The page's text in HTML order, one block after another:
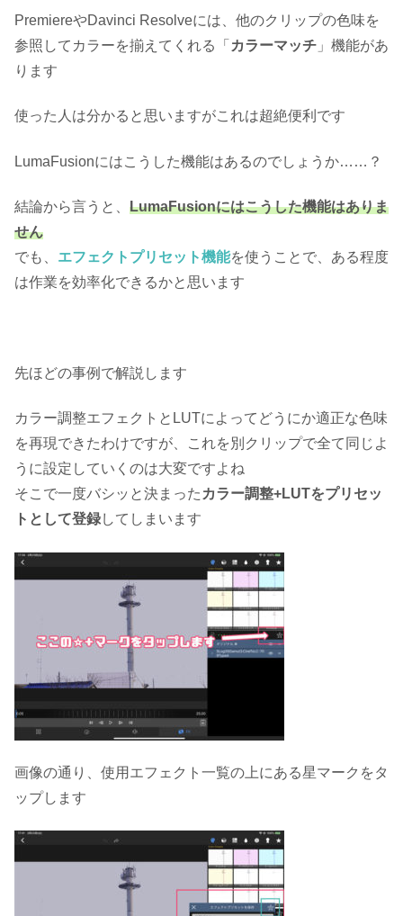
PremiereやDavinci Resolveには、他のクリップの色味を
参照してカラーを揃えてくれる「 カラーマッチ 」機能があ
ります
使った人は分かると思いますがこれは超絶便利です
LumaFusionにはこうした機能はあるのでしょうか……？
結論から言うと、 LumaFusionにはこうした機能はありま
せん
でも、 エフェクトプリセット機能を使うことで、ある程度
は作業を効率化できるかと思います
先ほどの事例で解説します
カラー調整エフェクトとLUTによってどうにか適正な色味
を再現できたわけですが、これを別クリップで全て同じよ
うに設定していくのは大変ですよね
そこで一度バシッと決まった カラー調整+LUTをプリセッ
トとして登録してしまいます
画像の通り、使用エフェクト一覧の上にある星マークをタ
ップします